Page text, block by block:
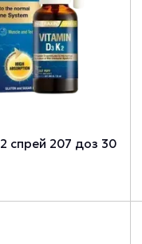
спрей 207 доз 30